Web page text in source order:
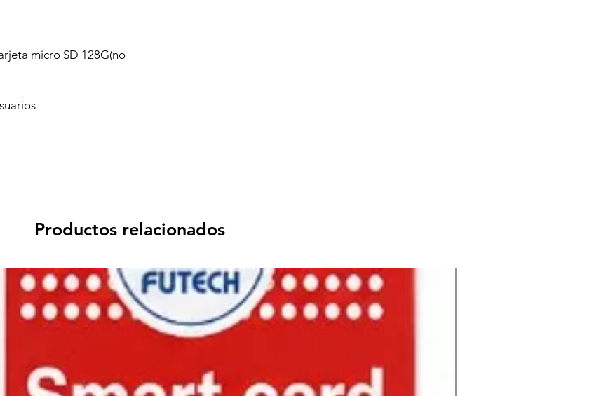
micro SD 128G(no
Productos relacionados